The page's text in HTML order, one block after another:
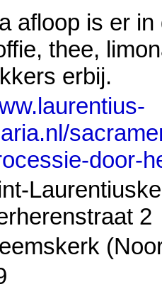
afloop is er
thee,
erbij.
door-
2